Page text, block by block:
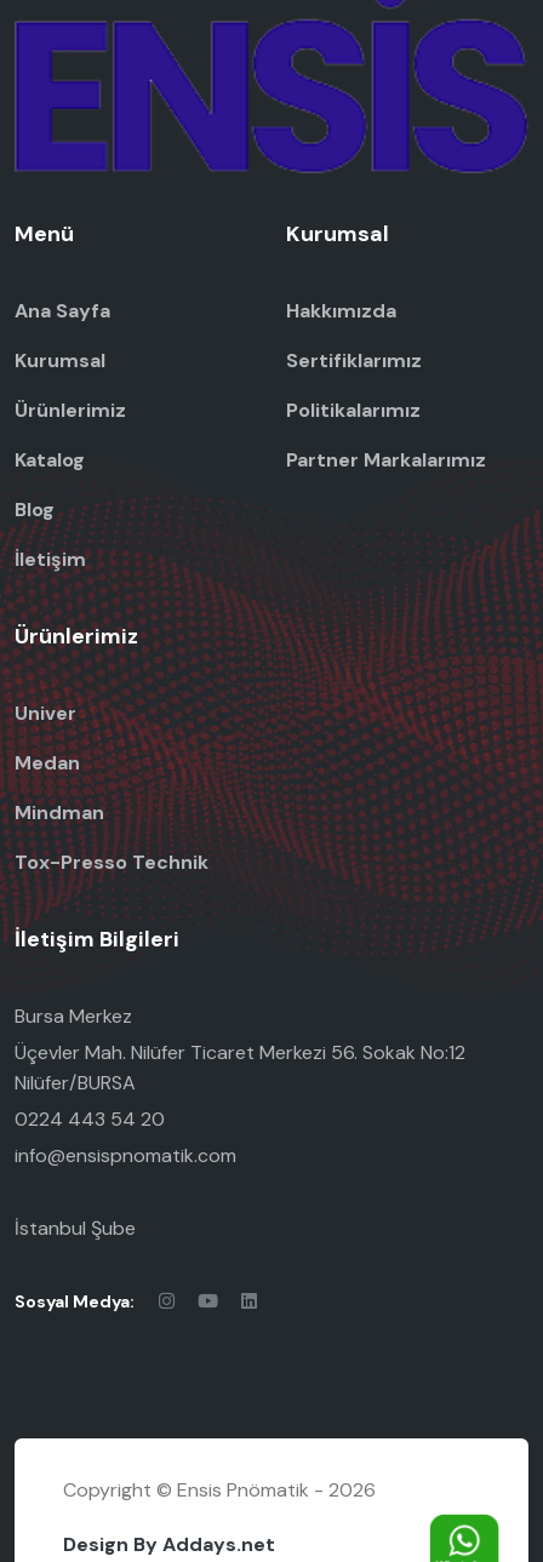
Menü
Ana Sayfa
Kurumsal
Ürünlerimiz
Katalog
Blog
İletişim
Kurumsal
Hakkımızda
Sertifiklarımız
Politikalarımız
Partner Markalarımız
Ürünlerimiz
Univer
Medan
Mindman
Tox-Presso Technik
İletişim Bilgileri
Bursa Merkez
Üçevler Mah. Nilüfer Ticaret Merkezi 56. Sokak No:12
Nilüfer/BURSA
0224 443 54 20
info@ensispnomatik.com
İstanbul Şube
Sosyal Medya:
Copyright © Ensis Pnömatik - 2026
Design By Addays.net